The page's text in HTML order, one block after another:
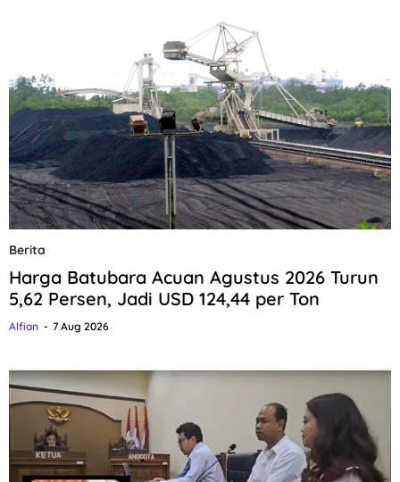
Berita
Harga Batubara Acuan Agustus 2026 Turun
5,62 Persen, Jadi USD 124,44 per Ton
Alfian 7 Aug 2026